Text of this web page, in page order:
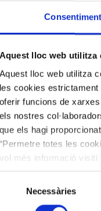
Consentiment
Aquest lloc web utilitza
Aquest lloc web utilitza
les cookies
oferir funcions de
els nostres
que els hagi
“Permetre totes les
vol més informació visiti
cookies en
Necessàries